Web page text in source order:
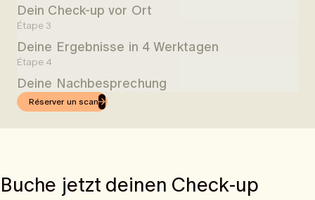
Dein Check-up vor Ort
In einer Partnerklinik wirst du empfangen und über deine
Untersuchungen aufgeklärt. Dir wird Blut abgenommen und es
erfolgt ein 50-minütiger MRI-Scan. Ingesamt planen wir 90
Étape 3
Deine Ergebnisse in 4 Werktagen
4 Werktage nach deinem Check-up, erhältst du leicht
verständliche Ergebnisse in der App.
Étape 4
Deine Nachbesprechung
Nachdem du die Ergebnisse per App erhalten hast, kannst du
Réserver un scan
Buche jetzt deinen Check-up